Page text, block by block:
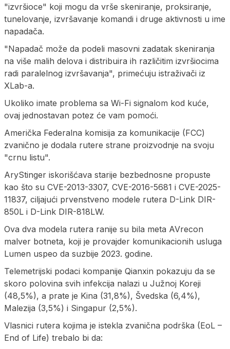
"izvršioce" koji mogu da vrše skeniranje, proksiranje,
tunelovanje, izvršavanje komandi i druge aktivnosti u ime
napadača.
"Napadač može da podeli masovni zadatak skeniranja
na više malih delova i distribuira ih različitim izvršiocima
radi paralelnog izvršavanja", primećuju istraživači iz
XLab-a.
Ukoliko imate problema sa Wi-Fi signalom kod kuće,
ovaj jednostavan potez će vam pomoći.
Američka Federalna komisija za komunikacije (FCC)
zvanično je dodala rutere strane proizvodnje na svoju
"crnu listu".
AryStinger iskorišćava starije bezbednosne propuste
kao što su CVE-2013-3307, CVE-2016-5681 i CVE-2025-
11837, ciljajući prvenstveno modele rutera D-Link DIR-
850L i D-Link DIR-818LW.
Ova dva modela rutera ranije su bila meta AVrecon
malver botneta, koji je provajder komunikacionih usluga
Lumen uspeo da suzbije 2023. godine.
Telemetrijski podaci kompanije Qianxin pokazuju da se
skoro polovina svih infekcija nalazi u Južnoj Koreji
(48,5%), a prate je Kina (31,8%), Švedska (6,4%),
Malezija (3,5%) i Singapur (2,5%).
Vlasnici rutera kojima je istekla zvanična podrška (EoL –
End of Life) trebalo bi da: